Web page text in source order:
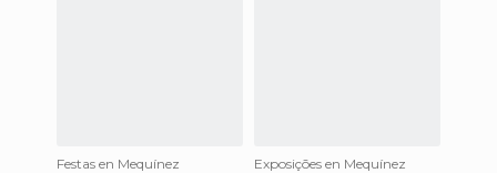
Festas en Mequínez
Exposições en Mequínez